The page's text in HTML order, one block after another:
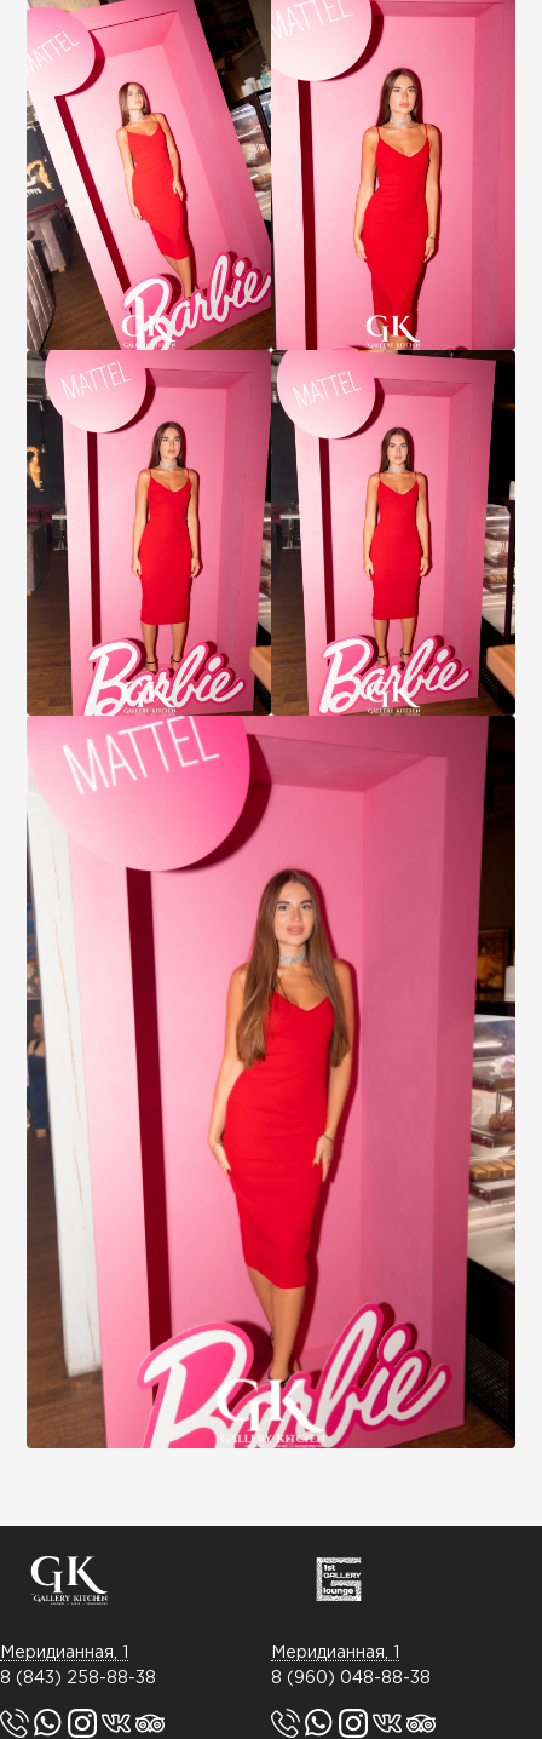
Меридианная, 1
8 (843) 258-88-38
Меридианная, 1
8 (960) 048-88-38